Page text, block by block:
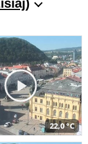
22,0 °C